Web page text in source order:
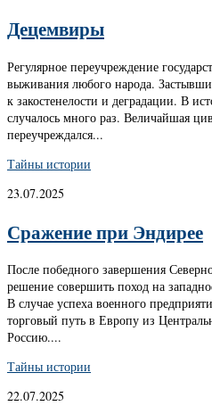
Децемвиры
Регулярное переучреждение
выживания любого народа.
к закостенелости и деградации. В
случалось много раз. Величайшая
переучреждался...
Тайны истории
23.07.2025
Сражение при Эндирее
После победного завершения
решение совершить поход на
В случае успеха военного
торговый путь в Европу из
Россию....
Тайны истории
22.07.2025